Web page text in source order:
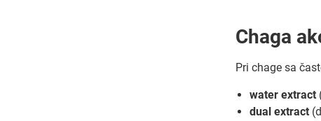
Chaga
Pri chage sa
water extract
dual extract